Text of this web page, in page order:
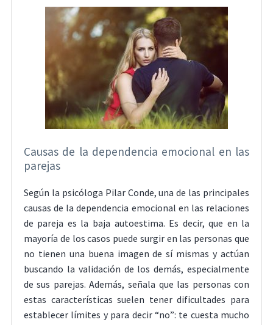
Causas de la dependencia emocional en las
parejas
Según la psicóloga Pilar Conde, una de las principales
causas de la dependencia emocional en las relaciones
de pareja es la baja autoestima. Es decir, que en la
mayoría de los casos puede surgir en las personas que
no tienen una buena imagen de sí mismas y actúan
buscando la validación de los demás, especialmente
de sus parejas. Además, señala que las personas con
estas características suelen tener dificultades para
establecer límites y para decir “no”: te cuesta mucho